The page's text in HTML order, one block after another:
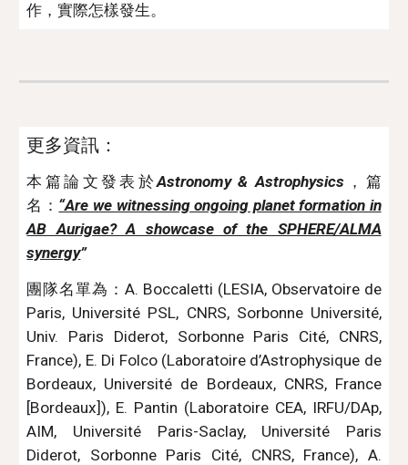
作，實際怎樣發生。
更多資訊：
本篇論文發表於Astronomy & Astrophysics，篇
名： “Are we witnessing ongoing planet formation in
AB Aurigae? A showcase of the SPHERE/ALMA
synergy”
團隊名單為：A. Boccaletti (LESIA, Observatoire de
Paris, Université PSL, CNRS, Sorbonne Université,
Univ. Paris Diderot, Sorbonne Paris Cité, CNRS,
France), E. Di Folco (Laboratoire d’Astrophysique de
Bordeaux, Université de Bordeaux, CNRS, France
[Bordeaux]), E. Pantin (Laboratoire CEA, IRFU/DAp,
AIM, Université Paris-Saclay, Université Paris
Diderot, Sorbonne Paris Cité, CNRS, France), A.